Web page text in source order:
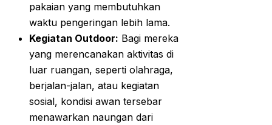
pakaian yang membutuhkan
waktu pengeringan lebih lama.
Kegiatan Outdoor: Bagi mereka
yang merencanakan aktivitas di
luar ruangan, seperti olahraga,
berjalan-jalan, atau kegiatan
sosial, kondisi awan tersebar
menawarkan naungan dari